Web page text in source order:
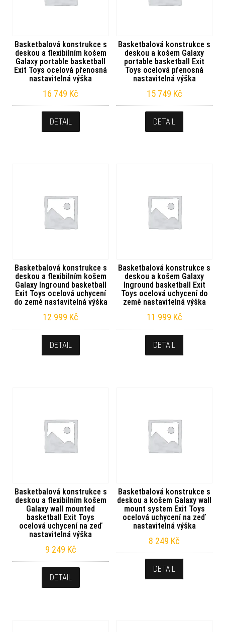
Basketbalová konstrukce s
deskou a flexibilním košem
Galaxy portable basketball
Exit Toys ocelová přenosná
nastavitelná výška
16 749 Kč
DETAIL
Basketbalová konstrukce s
deskou a košem Galaxy
portable basketball Exit
Toys ocelová přenosná
nastavitelná výška
15 749 Kč
DETAIL
Basketbalová konstrukce s
deskou a flexibilním košem
Galaxy Inground basketball
Exit Toys ocelová uchycení
do země nastavitelná výška
12 999 Kč
DETAIL
Basketbalová konstrukce s
deskou a košem Galaxy
Inground basketball Exit
Toys ocelová uchycení do
země nastavitelná výška
11 999 Kč
DETAIL
Basketbalová konstrukce s
deskou a flexibilním košem
Galaxy wall mounted
basketball Exit Toys
ocelová uchycení na zeď
nastavitelná výška
9 249 Kč
DETAIL
Basketbalová konstrukce s
deskou a košem Galaxy wall
mount system Exit Toys
ocelová uchycení na zeď
nastavitelná výška
8 249 Kč
DETAIL